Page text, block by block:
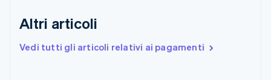
Altri articoli
Vedi tutti gli articoli relativi ai pagamenti
Finlandia
Francia